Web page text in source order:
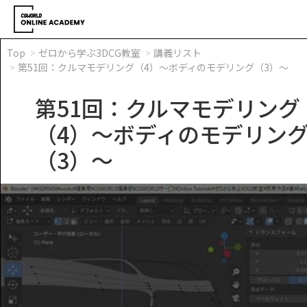
Top ゼロから学ぶ3DCG教室
講義リスト
第51回：クルマモデリング（4）～ボディのモデリング（3）～
第51回：クルマモデリング
（4）～ボディのモデリン
（3）～